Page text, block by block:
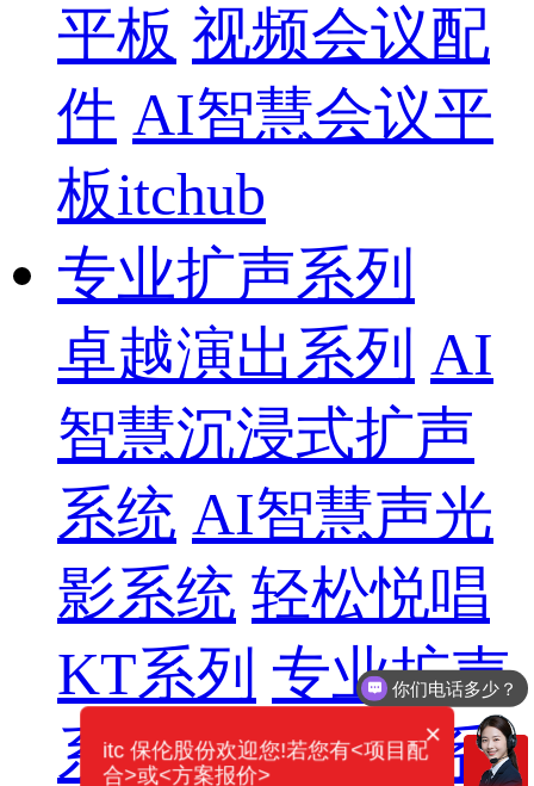
平板 视频会议配
件 AI智慧会议平
板itchub
专业扩声系列
卓越演出系列 AI
智慧沉浸式扩声
系统 AI智慧声光
影系统 轻松悦唱
KT系列 专业扩声
系列 专业音箱系
你们电话多少？
×
itc 保伦股份欢迎您!若您有<项目配
合>或<方案报价>